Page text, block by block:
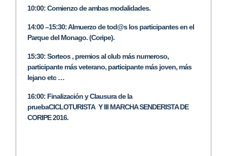
10:00: Comienzo de ambas modalidades.
14:00 –15:30: Almuerzo de tod@s los participantes en el
Parque del Monago. (Coripe).
15:30: Sorteos , premios al club más numeroso,
participante más veterano, participante más joven, más
lejano etc …
16:00: Finalización y Clausura de la
pruebaCICLOTURISTA Y III MARCHA SENDERISTA DE
CORIPE 2016.